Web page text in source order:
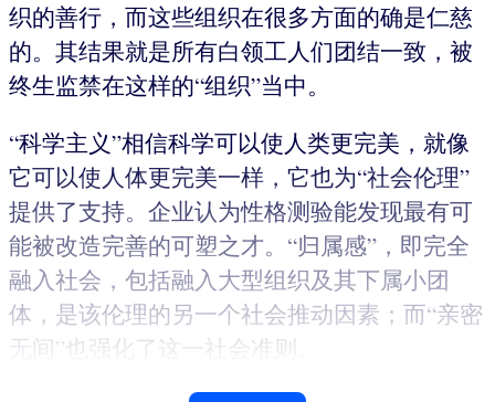
织的善行，而这些组织在很多方面的确是仁慈
的。其结果就是所有白领工人们团结一致，被
终生监禁在这样的“组织”当中。
“科学主义”相信科学可以使人类更完美，就像
它可以使人体更完美一样，它也为“社会伦理”
提供了支持。企业认为性格测验能发现最有可
能被改造完善的可塑之才。“归属感”，即完全
融入社会，包括融入大型组织及其下属小团
体，是该伦理的另一个社会推动因素；而“亲密
无间”也强化了这一社会准则。